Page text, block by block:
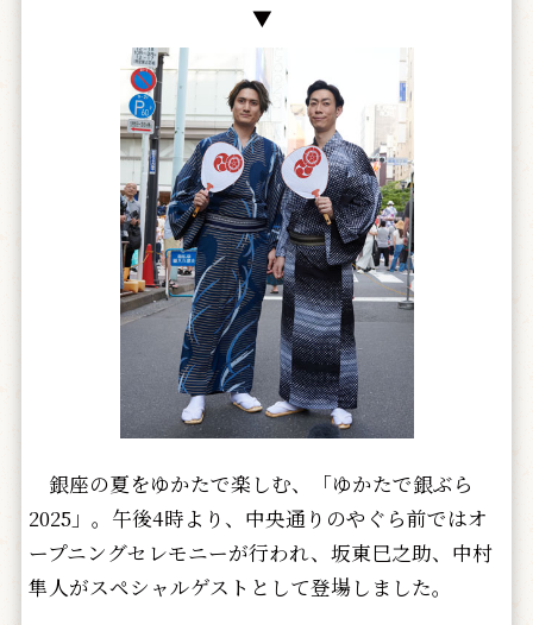
▼
銀座の夏をゆかたで楽しむ、「ゆかたで銀ぶら
2025」。午後4時より、中央通りのやぐら前ではオ
ープニングセレモニーが行われ、坂東巳之助、中村
隼人がスペシャルゲストとして登場しました。